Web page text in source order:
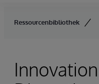
Ressourcenbibliothek